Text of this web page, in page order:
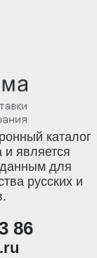
каталог
и является
для
русских и
86